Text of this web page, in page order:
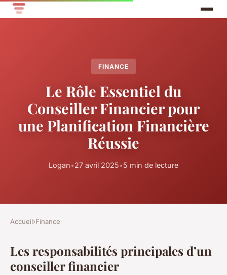
FINANCE
Le Rôle Essentiel du
Conseiller Financier pour
une Planification Financière
Réussie
Logan•27 avril 2025•5 min de lecture
Accueil›Finance
Les responsabilités principales d’un
conseiller financier